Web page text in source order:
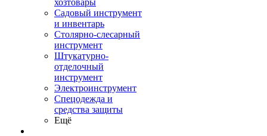
хозтовары
Садовый инструмент
и инвентарь
Столярно-слесарный
инструмент
Штукатурно-
отделочный
инструмент
Электроинструмент
Спецодежда и
средства защиты
Ещё